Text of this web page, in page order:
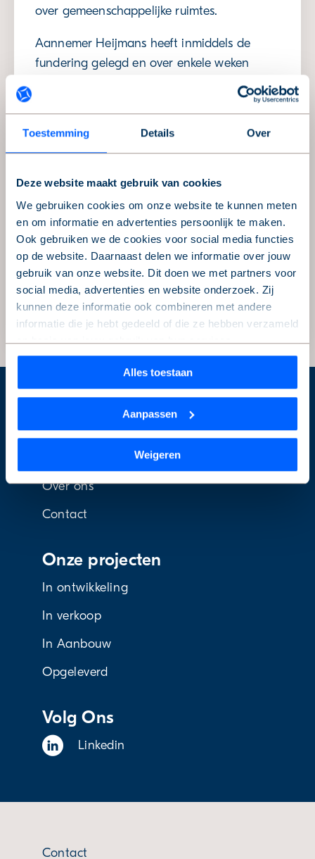
Toestemming Details Over
Deze website maakt gebruik van cookies
We gebruiken cookies om onze website te kunnen meten
en om informatie en advertenties persoonlijk te maken.
Ook gebruiken we de cookies voor social media functies
op de website. Daarnaast delen we informatie over jouw
gebruik van onze website. Dit doen we met partners voor
social media, advertenties en website onderzoek. Zij
kunnen deze informatie ook combineren met andere
informatie die je hebt gedeeld of die ze hebben verzameld
op basis van jouw gebruik van hun services.
Wil je je keuze aanpassen of je toestemming intrekken?
Dat kan op elk moment via de link ‘cookieverklaring’
We werken samen met1 derdedie uw gegevens kunnen
ontvangen en verwerken.
Alles toestaan
Aanpassen
Weigeren
over gemeenschappelijke ruimtes.
Aannemer Heijmans heeft inmiddels de
fundering gelegd en over enkele weken
worden de eerste vloerdelen erop gelegd.
De eerste palen gingen in juli de grond in en
een jaar later, in de zomer van 2019 worden
de appartementen opgeleverd.
Auteur
Sabrina Kuhlman
Datum
25 september 2018
Deel dit bericht
De Alliantie Ontwikkeling
Home
Over ons
Contact
Onze projecten
In ontwikkeling
In verkoop
In Aanbouw
Opgeleverd
Volg Ons
Linkedin
Contact